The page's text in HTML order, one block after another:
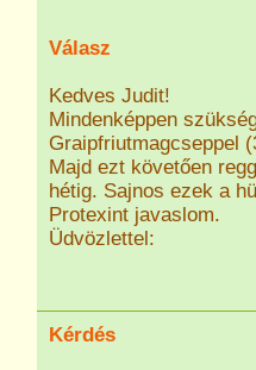
Válasz
Kedves Judit!
Mindenképpen
Graipfriutmagcseppel
Majd ezt követően
hétig. Sajnos ezek a
Protexint javaslom.
Üdvözlettel:
Kérdés